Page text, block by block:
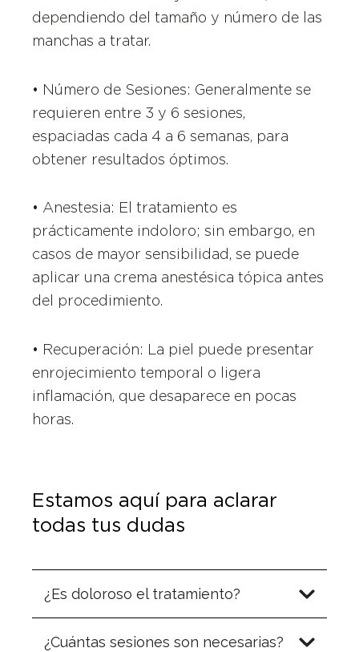
dependiendo del tamaño y número de las
manchas a tratar.
• Número de Sesiones: Generalmente se
requieren entre 3 y 6 sesiones,
espaciadas cada 4 a 6 semanas, para
obtener resultados óptimos.
• Anestesia: El tratamiento es
prácticamente indoloro; sin embargo, en
casos de mayor sensibilidad, se puede
aplicar una crema anestésica tópica antes
del procedimiento.
• Recuperación: La piel puede presentar
enrojecimiento temporal o ligera
inflamación, que desaparece en pocas
horas.
Estamos aquí para aclarar
todas tus dudas
¿Es doloroso el tratamiento?
¿Cuántas sesiones son necesarias?